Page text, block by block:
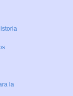
la